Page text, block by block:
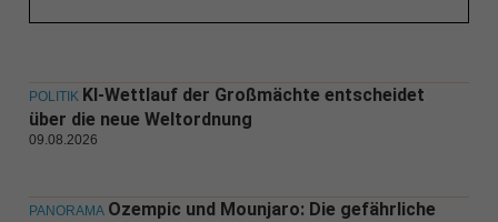
POLITIK KI-Wettlauf der Großmächte entscheidet
über die neue Weltordnung
09.08.2026
PANORAMA Ozempic und Mounjaro: Die gefährliche